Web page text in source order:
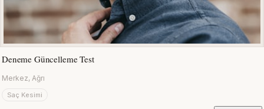
Deneme Güncelleme Test
Merkez, Ağrı
Saç Kesimi